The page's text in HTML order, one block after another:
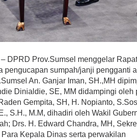
DPRD Prov.Sumsel menggelar
pengucapan sumpah/janji pengganti
An. Ganjar Iman, SH.,MH
Dinialdie, SE, MM didampingi oleh
Gempita, SH, H. Nopianto,
S.H., M.M, dihadiri oleh Wakil
Drs. H. Edward Chandra, MH,
Kepala Dinas serta perwakilan